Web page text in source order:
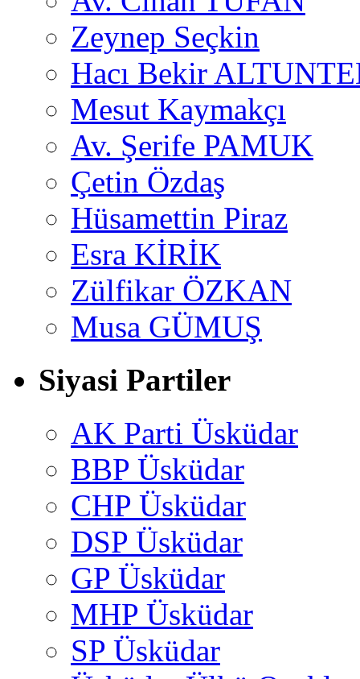
Zeynep Seçkin
Hacı Bekir
Mesut Kaymakçı
Av. Şerife PAMUK
Çetin Özdaş
Hüsamettin Piraz
Esra KİRİK
Zülfikar ÖZKAN
Musa GÜMUŞ
Siyasi Partiler
AK Parti Üsküdar
BBP Üsküdar
CHP Üsküdar
DSP Üsküdar
GP Üsküdar
MHP Üsküdar
SP Üsküdar